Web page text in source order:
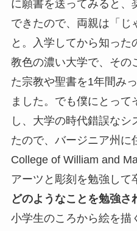
に願書を送ってみると、
できたので、両親は「じ
と。入学してから知った
教色の濃い大学で、その
た宗教や聖書を1年間み
ました。でも僕にとって
し、大学の時代錯誤なシ
たので、バージニア州に
College of William and
アーツと彫刻を勉強して
どのようなことを勉強さ
小学生のころから絵を描